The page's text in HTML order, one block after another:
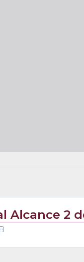
Alcance 2